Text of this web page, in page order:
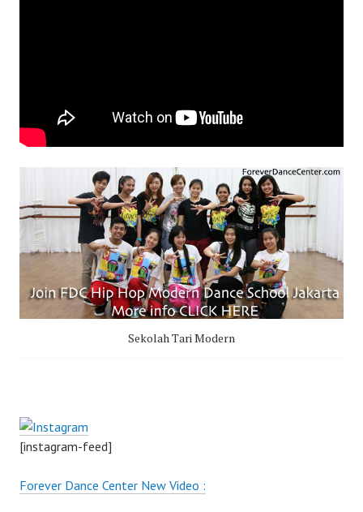
Sekolah Tari Modern
[instagram-feed]
Forever Dance Center New Video :